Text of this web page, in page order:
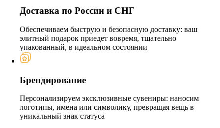
Доставка по России и СНГ
Обеспечиваем быструю и безопасную доставку: ваш
элитный подарок приедет вовремя, тщательно
упакованный, в идеальном состоянии
Брендирование
Персонализируем эксклюзивные сувениры: наносим
логотипы, имена или символику, превращая вещь в
уникальный знак статуса